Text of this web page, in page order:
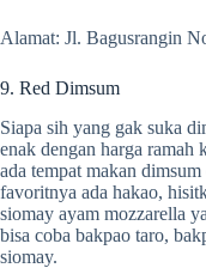
Alamat: Jl. Bagusrangin
9. Red Dimsum
Siapa sih yang gak suka
enak dengan harga
ada tempat makan
favoritnya ada hakao,
siomay ayam mozzarella
bisa coba bakpao taro,
siomay.